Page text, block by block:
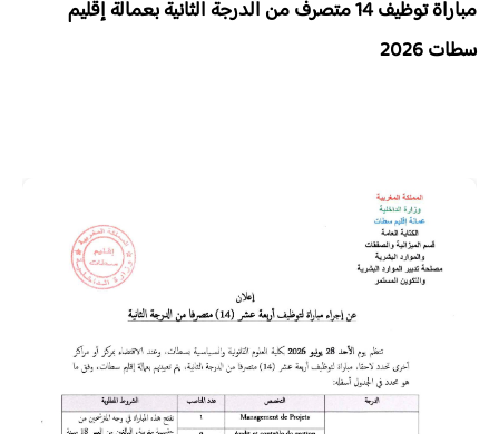
مباراة توظيف 14 متصرف من الدرجة الثانية بعمالة إقليم
سطات 2026